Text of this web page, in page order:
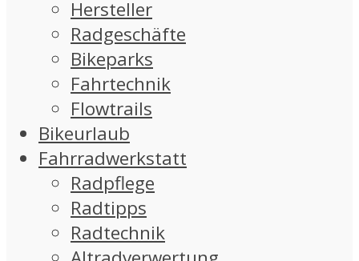
Hersteller
Radgeschäfte
Bikeparks
Fahrtechnik
Flowtrails
Bikeurlaub
Fahrradwerkstatt
Radpflege
Radtipps
Radtechnik